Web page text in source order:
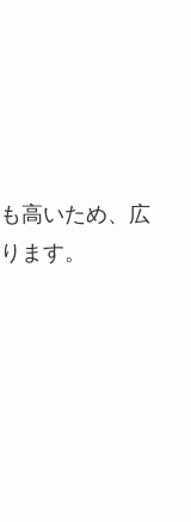
高いため、広
ます。